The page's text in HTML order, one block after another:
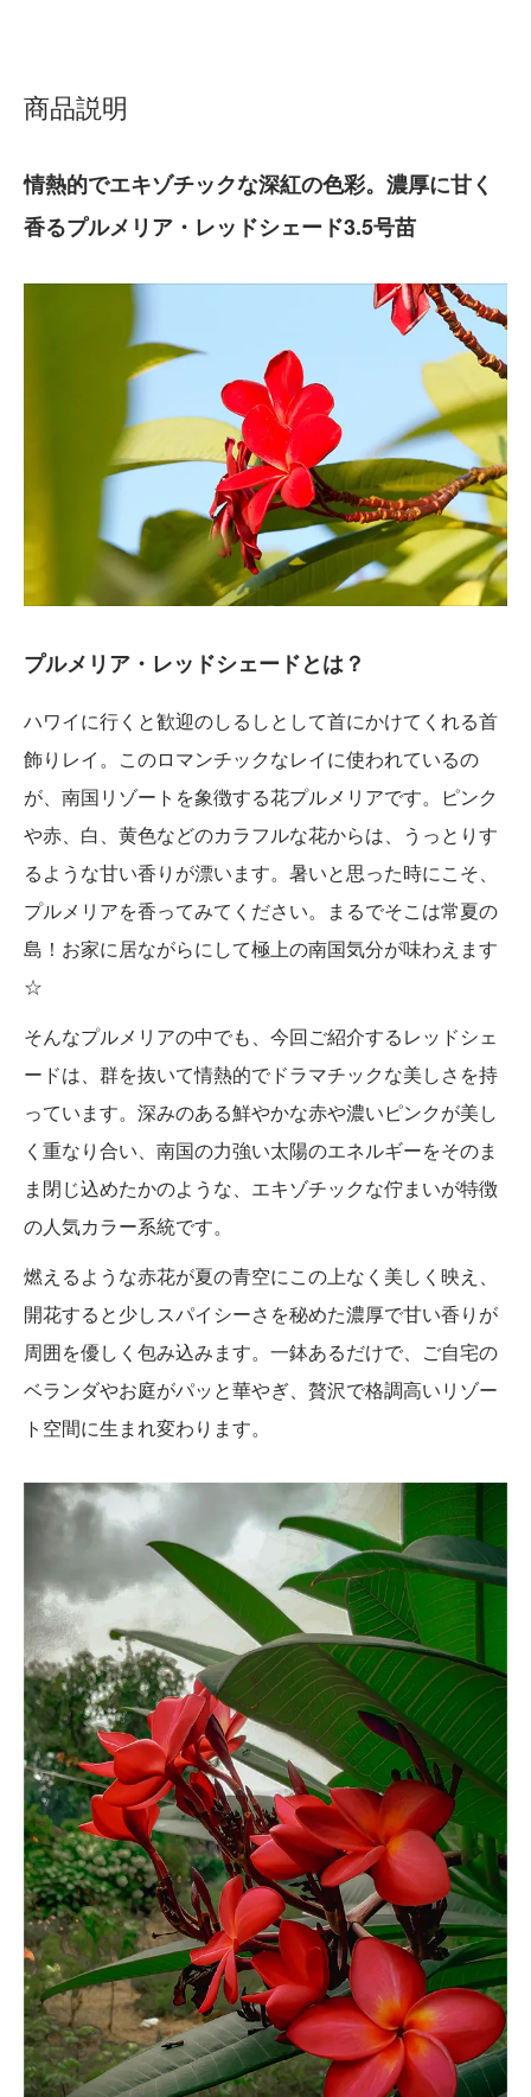
商品説明
情熱的でエキゾチックな深紅の色彩。濃厚に甘く
香るプルメリア・レッドシェード3.5号苗
プルメリア・レッドシェードとは？
ハワイに行くと歓迎のしるしとして首にかけてくれる首
飾りレイ。このロマンチックなレイに使われているの
が、南国リゾートを象徴する花プルメリアです。ピンク
や赤、白、黄色などのカラフルな花からは、うっとりす
るような甘い香りが漂います。暑いと思った時にこそ、
プルメリアを香ってみてください。まるでそこは常夏の
島！お家に居ながらにして極上の南国気分が味わえます
☆
そんなプルメリアの中でも、今回ご紹介するレッドシェ
ードは、群を抜いて情熱的でドラマチックな美しさを持
っています。深みのある鮮やかな赤や濃いピンクが美し
く重なり合い、南国の力強い太陽のエネルギーをそのま
ま閉じ込めたかのような、エキゾチックな佇まいが特徴
の人気カラー系統です。
燃えるような赤花が夏の青空にこの上なく美しく映え、
開花すると少しスパイシーさを秘めた濃厚で甘い香りが
周囲を優しく包み込みます。一鉢あるだけで、ご自宅の
ベランダやお庭がパッと華やぎ、贅沢で格調高いリゾー
ト空間に生まれ変わります。